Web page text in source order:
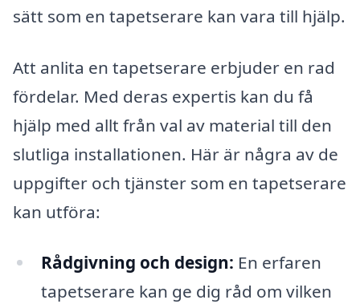
sätt som en tapetserare kan vara till hjälp.
Att anlita en tapetserare erbjuder en rad
fördelar. Med deras expertis kan du få
hjälp med allt från val av material till den
slutliga installationen. Här är några av de
uppgifter och tjänster som en tapetserare
kan utföra:
Rådgivning och design: En erfaren
tapetserare kan ge dig råd om vilken